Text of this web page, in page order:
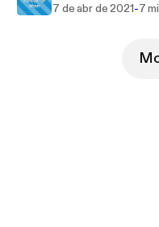
7 de abr de 2021-7